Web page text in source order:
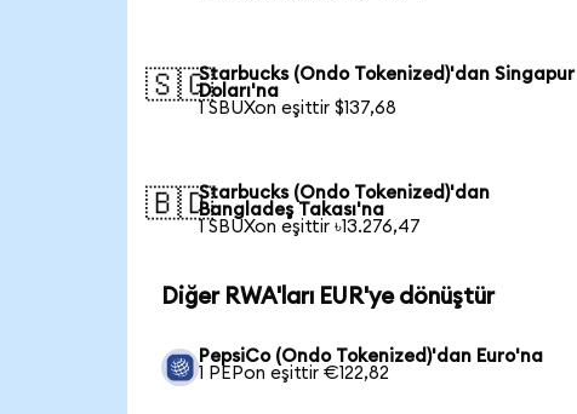
🇸🇬Starbucks (Ondo Tokenized)'dan Singapur
Doları'na
1 SBUXon eşittir $137,68
🇧🇩Starbucks (Ondo Tokenized)'dan
Bangladeş Takası'na
1 SBUXon eşittir ৳13.276,47
Diğer RWA'ları EUR'ye dönüştür
PepsiCo (Ondo Tokenized)'dan Euro'na
1 PEPon eşittir €122,82